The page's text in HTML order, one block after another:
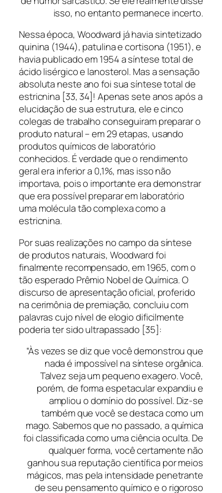
isso, no entanto permanece incerto.
Nessa época, Woodward já havia sintetizado
quinina (1944), patulina e cortisona (1951), e
havia publicado em 1954 a síntese total de
ácido lisérgico e lanosterol. Mas a sensação
absoluta neste ano foi sua síntese total de
estricnina [33, 34]! Apenas sete anos após a
elucidação de sua estrutura, ele e cinco
colegas de trabalho conseguiram preparar o
produto natural – em 29 etapas, usando
produtos químicos de laboratório
conhecidos. É verdade que o rendimento
geral era inferior a 0,1%, mas isso não
importava, pois o importante era demonstrar
que era possível preparar em laboratório
uma molécula tão complexa como a
estricnina.
Por suas realizações no campo da síntese
de produtos naturais, Woodward foi
finalmente recompensado, em 1965, com o
tão esperado Prêmio Nobel de Química. O
discurso de apresentação oficial, proferido
na cerimônia de premiação, concluiu com
palavras cujo nível de elogio dificilmente
poderia ter sido ultrapassado [35]:
“Às vezes se diz que você demonstrou que
nada é impossível na síntese orgânica.
Talvez seja um pequeno exagero. Você,
porém, de forma espetacular expandiu e
ampliou o domínio do possível. Diz-se
também que você se destaca como um
mago. Sabemos que no passado, a química
foi classificada como uma ciência oculta. De
qualquer forma, você certamente não
ganhou sua reputação científica por meios
mágicos, mas pela intensidade penetrante
de seu pensamento químico e o rigoroso